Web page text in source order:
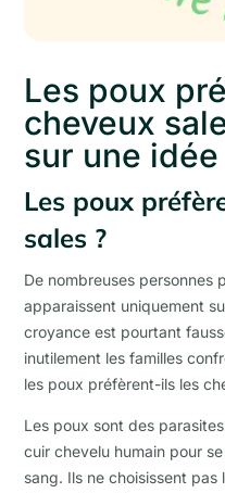
Les poux
cheveux
sur une
Les poux
sales ?
De nombreuses personnes
apparaissent uniquement
croyance est pourtant
inutilement les familles
les poux préfèrent-ils les
Les poux sont des
cuir chevelu humain pour
sang. Ils ne choisissent